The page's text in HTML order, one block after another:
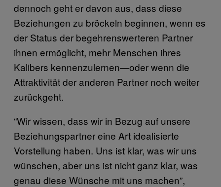
dennoch geht er davon aus, dass diese
Beziehungen zu bröckeln beginnen, wenn es
der Status der begehrenswerteren Partner
ihnen ermöglicht, mehr Menschen ihres
Kalibers kennenzulernen—oder wenn die
Attraktivität der anderen Partner noch weiter
zurückgeht.
“Wir wissen, dass wir in Bezug auf unsere
Beziehungspartner eine Art idealisierte
Vorstellung haben. Uns ist klar, was wir uns
wünschen, aber uns ist nicht ganz klar, was
genau diese Wünsche mit uns machen”,